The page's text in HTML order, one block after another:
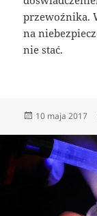
przewoźnika.
na
nie stać.
Data
10 maja 2017